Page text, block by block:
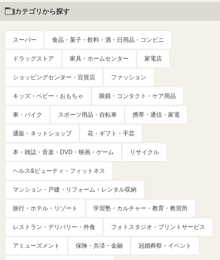
カテゴリから探す
スーパー 食品・菓子・飲料・酒・日用品・コンビニ
ドラッグストア 家具・ホームセンター 家電店
ショッピングセンター・百貨店 ファッション
キッズ・ベビー・おもちゃ 眼鏡・コンタクト・ケア用品
車・バイク スポーツ用品・自転車 携帯・通信・家電
通販・ネットショップ 花・ギフト・手芸
本・雑誌・音楽・DVD・映画・ゲーム リサイクル
ヘルス&ビューティ・フィットネス
マンション・戸建・リフォーム・レンタル収納
旅行・ホテル・リゾート 学習塾・カルチャー・教育・教習所
レストラン・デリバリー・外食 フォトスタジオ・プリントサービス
アミューズメント 保険・共済・金融 冠婚葬祭・イベント